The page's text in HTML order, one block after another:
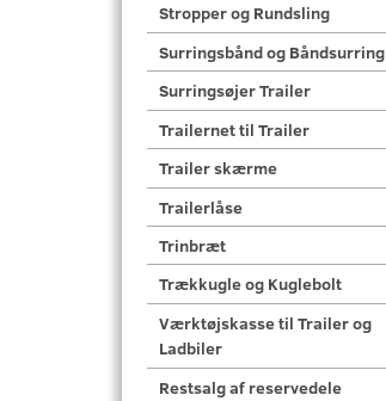
Stropper og Rundsling
Surringsbånd og Båndsurring
Surringsøjer Trailer
Trailernet til Trailer
Trailer skærme
Trailerlåse
Trinbræt
Trækkugle og Kuglebolt
Værktøjskasse til Trailer og
Ladbiler
Restsalg af reservedele